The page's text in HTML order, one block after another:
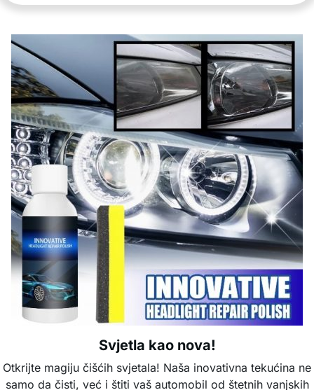
Svjetla kao nova!
Otkrijte magiju čišćih svjetala! Naša inovativna tekućina ne
samo da čisti, već i štiti vaš automobil od štetnih vanjskih